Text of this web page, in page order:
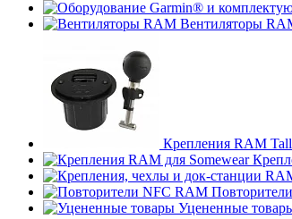
Вентиляторы
Крепления RAM
Уцененные